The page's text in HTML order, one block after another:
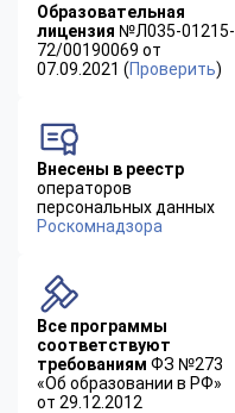
Образовательная
лицензия №Л035-01215-
72/00190069 от
07.09.2021 (Проверить)
Внесены в реестр
операторов
персональных данных
Роскомнадзора
Все программы
соответствуют
требованиям ФЗ №273
«Об образовании в РФ»
от 29.12.2012